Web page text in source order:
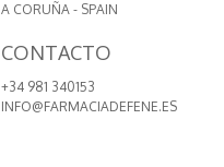
A CORUÑA - SPAIN
CONTACTO
+34 981 340153
INFO@FARMACIADEFENE.ES